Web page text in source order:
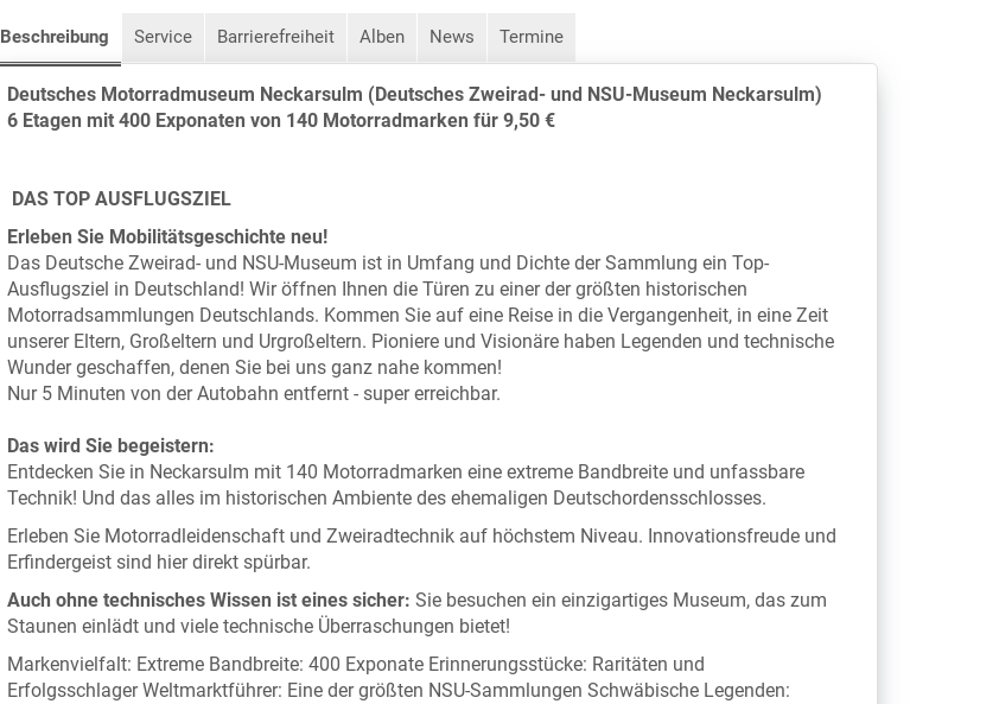
Beschreibung Service Barrierefreiheit Alben News Termine
Deutsches Motorradmuseum Neckarsulm (Deutsches Zweirad- und NSU-Museum Neckarsulm)
6 Etagen mit 400 Exponaten von 140 Motorradmarken für 9,50 €
DAS TOP AUSFLUGSZIEL
Erleben Sie Mobilitätsgeschichte neu!
Das Deutsche Zweirad- und NSU-Museum ist in Umfang und Dichte der Sammlung ein Top-
Ausflugsziel in Deutschland! Wir öffnen Ihnen die Türen zu einer der größten historischen
Motorradsammlungen Deutschlands. Kommen Sie auf eine Reise in die Vergangenheit, in eine Zeit
unserer Eltern, Großeltern und Urgroßeltern. Pioniere und Visionäre haben Legenden und technische
Wunder geschaffen, denen Sie bei uns ganz nahe kommen!
Nur 5 Minuten von der Autobahn entfernt - super erreichbar.
Das wird Sie begeistern:
Entdecken Sie in Neckarsulm mit 140 Motorradmarken eine extreme Bandbreite und unfassbare
Technik! Und das alles im historischen Ambiente des ehemaligen Deutschordensschlosses.
Erleben Sie Motorradleidenschaft und Zweiradtechnik auf höchstem Niveau. Innovationsfreude und
Erfindergeist sind hier direkt spürbar.
Auch ohne technisches Wissen ist eines sicher: Sie besuchen ein einzigartiges Museum, das zum
Staunen einlädt und viele technische Überraschungen bietet!
Markenvielfalt: Extreme Bandbreite: 400 Exponate Erinnerungsstücke: Raritäten und
Erfolgsschlager Weltmarktführer: Eine der größten NSU-Sammlungen Schwäbische Legenden: